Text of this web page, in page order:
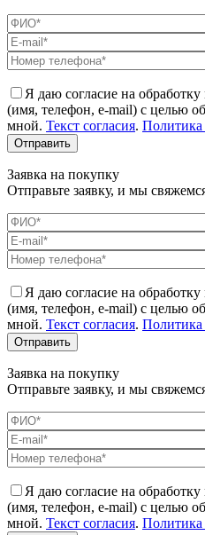
Я даю согласие на
(имя, телефон, e-mail) с целью
мной. Текст согласия. Политика
Заявка на покупку
Отправьте заявку, и мы
Я даю согласие на
(имя, телефон, e-mail) с целью
мной. Текст согласия. Политика
Заявка на покупку
Отправьте заявку, и мы
Я даю согласие на
(имя, телефон, e-mail) с целью
мной. Текст согласия. Политика